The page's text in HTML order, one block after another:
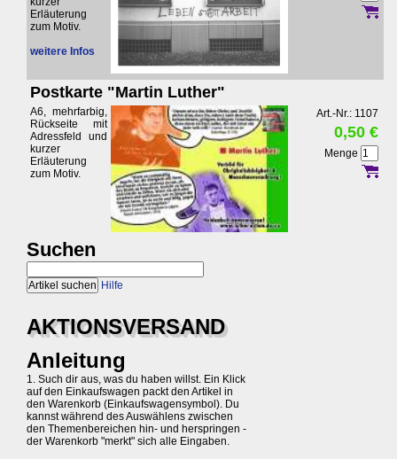
Erläuterung
zum Motiv.
weitere Infos
Postkarte "Martin Luther"
A6, mehrfarbig,
Rückseite mit
Adressfeld und
kurzer
Erläuterung
zum Motiv.
Art.-Nr.: 1107
0,50 €
Menge
Suchen
Hilfe
AKTIONSVERSAND
Anleitung
1. Such dir aus, was du haben willst. Ein Klick
auf den Einkaufswagen packt den Artikel in
den Warenkorb (Einkaufswagensymbol). Du
kannst während des Auswählens zwischen
den Themenbereichen hin- und herspringen -
der Warenkorb "merkt" sich alle Eingaben.